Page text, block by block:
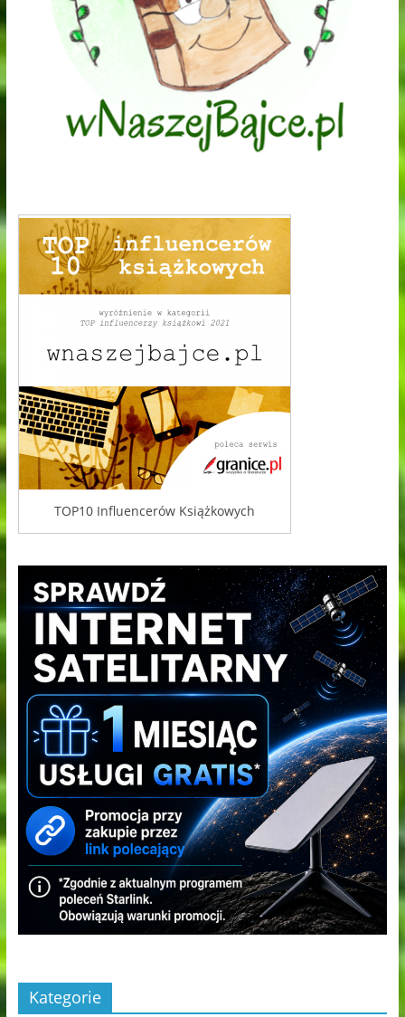
TOP10 Influencerów Książkowych
Kategorie